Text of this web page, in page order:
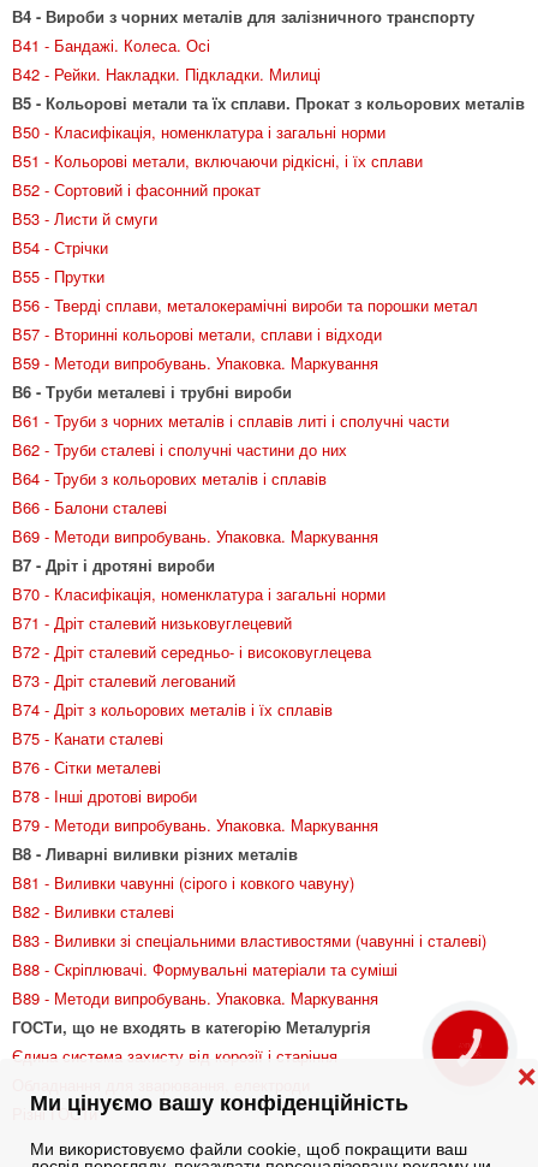
Ми цінуємо вашу конфіденційність
Ми використовуємо файли cookie, щоб покращити ваш
❌
В4 - Вироби з чорних металів для залізничного транспорту
В41 - Бандажі. Колеса. Осі
В42 - Рейки. Накладки. Підкладки. Милиці
В5 - Кольорові метали та їх сплави. Прокат з кольорових металів
В50 - Класифікація, номенклатура і загальні норми
В51 - Кольорові метали, включаючи рідкісні, і їх сплави
В52 - Сортовий і фасонний прокат
В53 - Листи й смуги
В54 - Стрічки
В55 - Прутки
В56 - Тверді сплави, металокерамічні вироби та порошки метал
В57 - Вторинні кольорові метали, сплави і відходи
В59 - Методи випробувань. Упаковка. Маркування
В6 - Труби металеві і трубні вироби
В61 - Труби з чорних металів і сплавів литі і сполучні части
В62 - Труби сталеві і сполучні частини до них
В64 - Труби з кольорових металів і сплавів
В66 - Балони сталеві
В69 - Методи випробувань. Упаковка. Маркування
В7 - Дріт і дротяні вироби
В70 - Класифікація, номенклатура і загальні норми
В71 - Дріт сталевий низьковуглецевий
В72 - Дріт сталевий середньо- і високовуглецева
В73 - Дріт сталевий легований
В74 - Дріт з кольорових металів і їх сплавів
В75 - Канати сталеві
В76 - Сітки металеві
В78 - Інші дротові вироби
В79 - Методи випробувань. Упаковка. Маркування
В8 - Ливарні виливки різних металів
В81 - Виливки чавунні (сірого і ковкого чавуну)
В82 - Виливки сталеві
В83 - Виливки зі спеціальними властивостями (чавунні і сталеві)
В88 - Скріплювачі. Формувальні матеріали та суміші
В89 - Методи випробувань. Упаковка. Маркування
ГОСТи, що не входять в категорію Металургія
Єдина система захисту від корозії і старіння
Різні ГОСТи
КНОПКА
ЗВ'ЯЗКУ